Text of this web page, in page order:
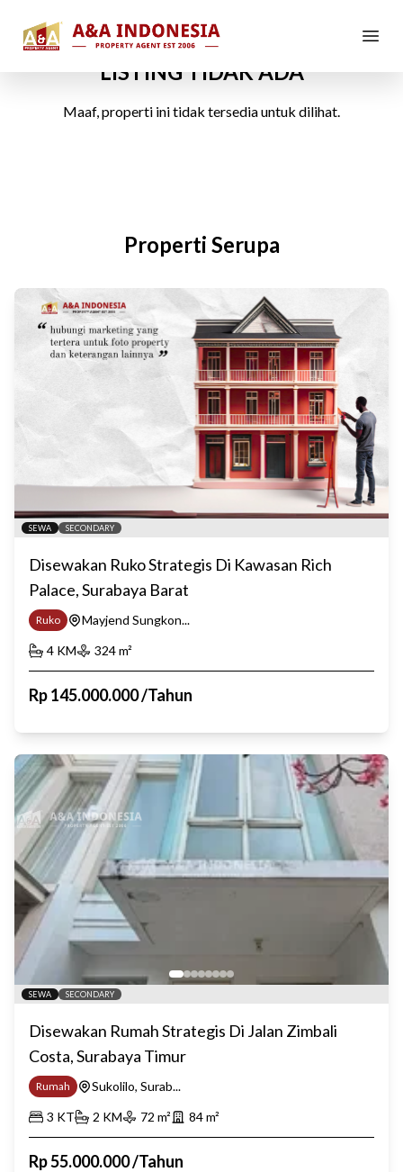
LISTING TIDAK ADA
Maaf, properti ini tidak tersedia untuk dilihat.
Properti Serupa
SEWA SECONDARY
Disewakan Ruko Strategis Di Kawasan Rich
Palace, Surabaya Barat
Ruko
Mayjend Sungkon...
4 KM 324m²
Rp145.000.000/Tahun
SEWA SECONDARY
Disewakan Rumah Strategis Di Jalan Zimbali
Costa, Surabaya Timur
Rumah
Sukolilo, Surab...
3 KT 2 KM 72 m² 84m²
Rp55.000.000/Tahun